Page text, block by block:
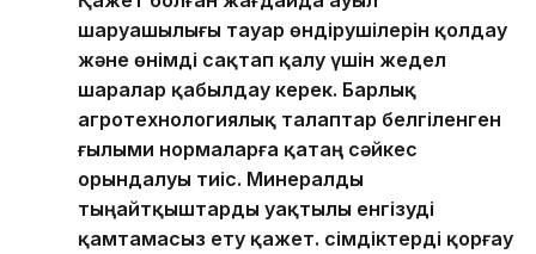
шаруашылығы тауар өндірушілерін қолдау
және өнімді сақтап қалу үшін жедел
шаралар қабылдау керек. Барлық
агротехнологиялық талаптар белгіленген
ғылыми нормаларға қатаң сәйкес
орындалуы тиіс. Минералды
тыңайтқыштарды уақтылы енгізуді
қамтамасыз ету қажет. Өсімдіктерді қорғау